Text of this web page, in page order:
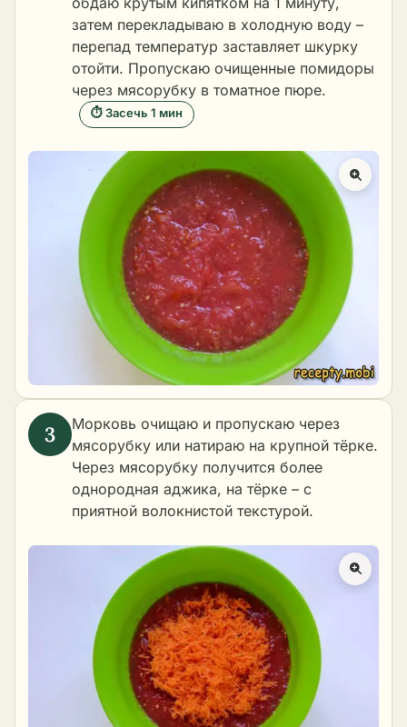
затем перекладываю в холодную воду –
перепад температур заставляет шкурку
отойти. Пропускаю очищенные помидоры
через мясорубку в томатное пюре.
⏱ Засечь 1 мин
Морковь очищаю и пропускаю через
мясорубку или натираю на крупной тёрке.
Через мясорубку получится более
однородная аджика, на тёрке – с
приятной волокнистой текстурой.